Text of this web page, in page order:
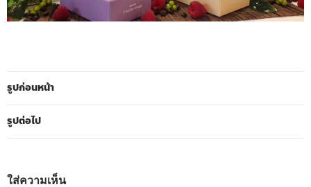
รูปก่อนหน้า
รูปต่อไป
ใส่ความเห็น